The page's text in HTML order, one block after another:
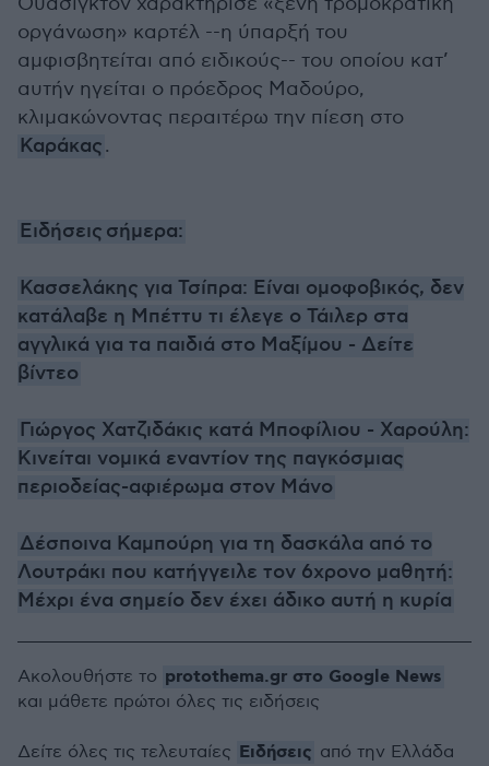
οργάνωση» καρτέλ --η ύπαρξή του
αμφισβητείται από ειδικούς-- του οποίου κατ’
αυτήν ηγείται ο πρόεδρος Μαδούρο,
κλιμακώνοντας περαιτέρω την πίεση στο
Καράκας.
Ειδήσεις σήμερα:
Κασσελάκης για Τσίπρα: Είναι ομοφοβικός, δεν
κατάλαβε η Μπέττυ τι έλεγε ο Τάιλερ στα
αγγλικά για τα παιδιά στο Μαξίμου - Δείτε
βίντεο
Γιώργος Χατζιδάκις κατά Μποφίλιου - Χαρούλη:
Κινείται νομικά εναντίον της παγκόσμιας
περιοδείας-αφιέρωμα στον Μάνο
Δέσποινα Καμπούρη για τη δασκάλα από το
Λουτράκι που κατήγγειλε τον 6χρονο μαθητή:
Μέχρι ένα σημείο δεν έχει άδικο αυτή η κυρία
Ακολουθήστε το protothema.gr στο Google News
και μάθετε πρώτοι όλες τις ειδήσεις
Δείτε όλες τις τελευταίες Ειδήσεις από την Ελλάδα